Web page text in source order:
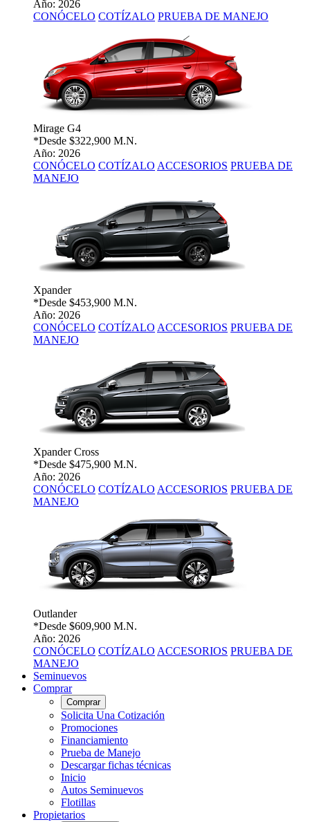
Año: 2026
CONÓCELO COTÍZALO PRUEBA DE MANEJO
Mirage G4
*Desde $322,900 M.N.
Año: 2026
CONÓCELO COTÍZALO ACCESORIOS PRUEBA DE
MANEJO
Xpander
*Desde $453,900 M.N.
Año: 2026
CONÓCELO COTÍZALO ACCESORIOS PRUEBA DE
MANEJO
Xpander Cross
*Desde $475,900 M.N.
Año: 2026
CONÓCELO COTÍZALO ACCESORIOS PRUEBA DE
MANEJO
Outlander
*Desde $609,900 M.N.
Año: 2026
CONÓCELO COTÍZALO ACCESORIOS PRUEBA DE
MANEJO
Seminuevos
Comprar
Comprar
Solicita Una Cotización
Promociones
Financiamiento
Prueba de Manejo
Descargar fichas técnicas
Inicio
Autos Seminuevos
Flotillas
Propietarios